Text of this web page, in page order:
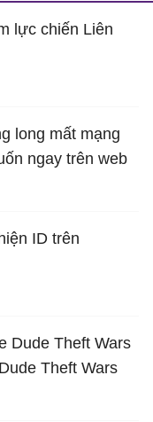
lực chiến Liên
long mất mạng
ngay trên web
ID trên
Dude Theft Wars
Theft Wars